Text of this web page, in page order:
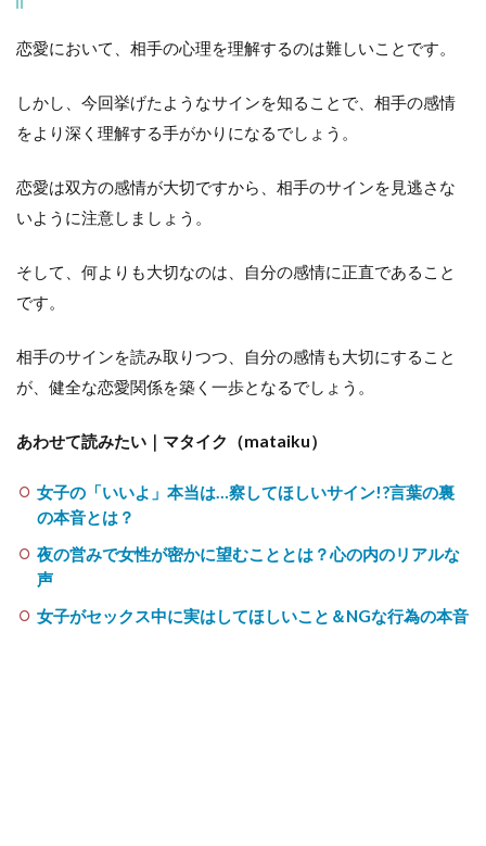
恋愛において、相手の心理を理解するのは難しいことです。
しかし、今回挙げたようなサインを知ることで、相手の感情
をより深く理解する手がかりになるでしょう。
恋愛は双方の感情が大切ですから、相手のサインを見逃さな
いように注意しましょう。
そして、何よりも大切なのは、自分の感情に正直であること
です。
相手のサインを読み取りつつ、自分の感情も大切にすること
が、健全な恋愛関係を築く一歩となるでしょう。
あわせて読みたい｜マタイク（mataiku）
女子の「いいよ」本当は…察してほしいサイン!?言葉の裏
の本音とは？
夜の営みで女性が密かに望むこととは？心の内のリアルな
声
女子がセックス中に実はしてほしいこと＆NGな行為の本音